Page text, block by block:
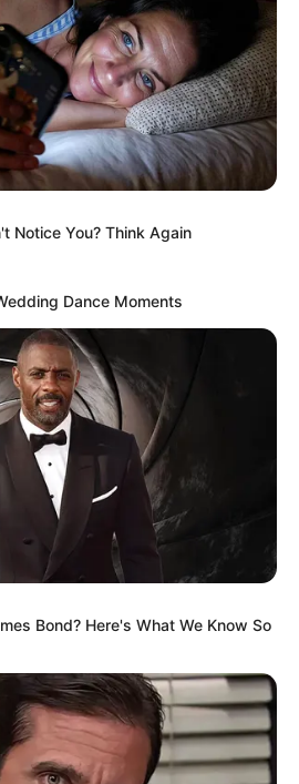
15 Minutes: The Truth
The Tattoos On Her Face.
Life In 15 Minutes—Wife's
Response After Being
Notice You? Think Again
Dance Moments
Bond? Here's What We Know So